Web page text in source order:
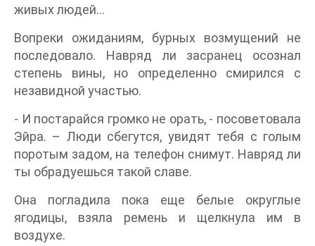
живых людей…
Вопреки ожиданиям, бурных возмущений не
последовало. Навряд ли засранец осознал
степень вины, но определенно смирился с
незавидной участью.
- И постарайся громко не орать, - посоветовала
Эйра. – Люди сбегутся, увидят тебя с голым
поротым задом, на телефон снимут. Навряд ли
ты обрадуешься такой славе.
Она погладила пока еще белые округлые
ягодицы, взяла ремень и щелкнула им в
воздухе.